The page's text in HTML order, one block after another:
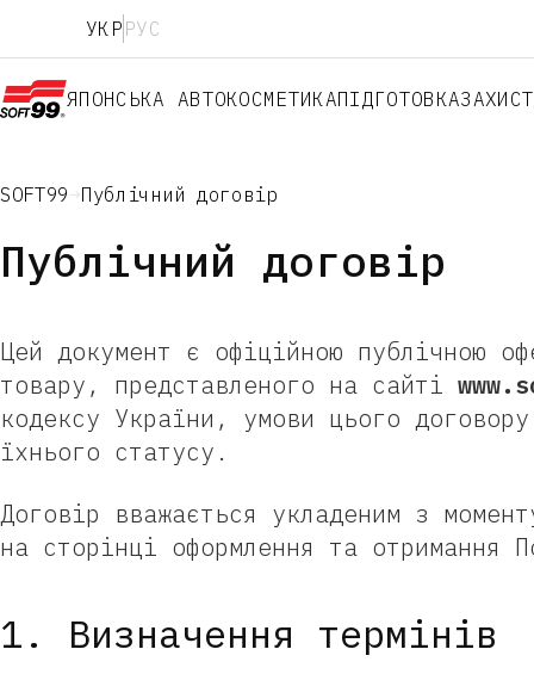
УКР РУС
ЯПОНСЬКА АВТОКОСМЕТИКАПІДГОТОВКАЗАХИСТ
SOFT99 Публічний договір
Публічний договір
Цей документ є офіційною публічною
товару, представленого на сайті
кодексу України, умови цього
їхнього статусу.
Договір вважається укладеним з
на сторінці оформлення та отримання
1. Визначення термінів